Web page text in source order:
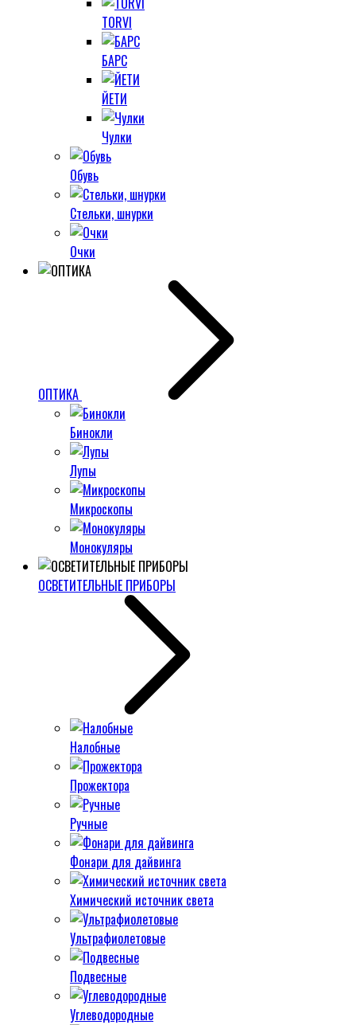
TORVI
БАРС
ЙЕТИ
Чулки
Обувь
Стельки, шнурки
Очки
ОПТИКА
Бинокли
Лупы
Микроскопы
Монокуляры
ОСВЕТИТЕЛЬНЫЕ ПРИБОРЫ
Налобные
Прожектора
Ручные
Фонари для дайвинга
Химический источник света
Ультрафиолетовые
Подвесные
Углеводородные